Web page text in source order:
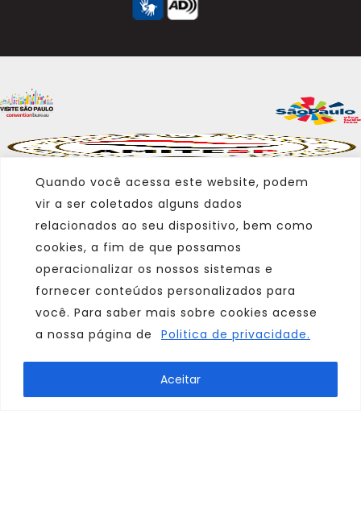
Quando você acessa este website, podem
vir a ser coletados alguns dados
relacionados ao seu dispositivo, bem como
cookies, a fim de que possamos
operacionalizar os nossos sistemas e
fornecer conteúdos personalizados para
você. Para saber mais sobre cookies acesse
a nossa página de
Politica de privacidade.
Aceitar
Parceiro